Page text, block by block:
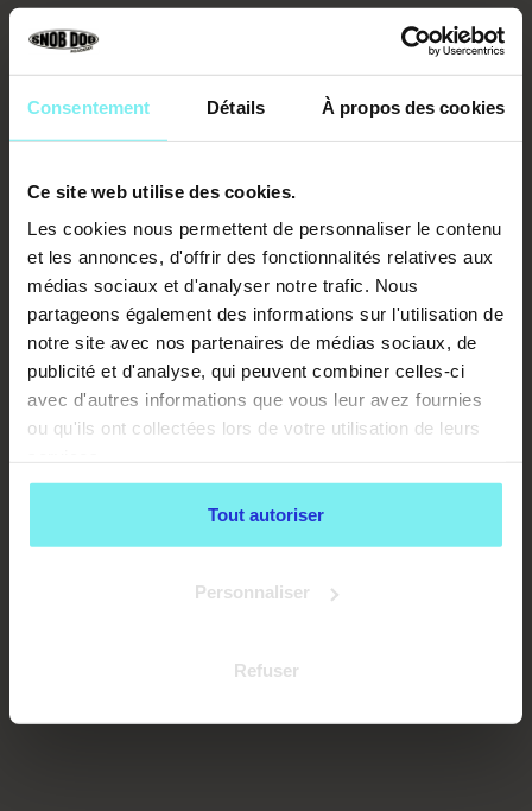
Consentement Détails À propos des cookies
Ce site web utilise des cookies.
Les cookies nous permettent de personnaliser le contenu
et les annonces, d'offrir des fonctionnalités relatives aux
médias sociaux et d'analyser notre trafic. Nous
partageons également des informations sur l'utilisation de
notre site avec nos partenaires de médias sociaux, de
publicité et d'analyse, qui peuvent combiner celles-ci
avec d'autres informations que vous leur avez fournies
ou qu'ils ont collectées lors de votre utilisation de leurs
Tout autoriser
Personnaliser
Refuser
AUTRES RESSOURCES
VOIR PLUS D'ARTICLES